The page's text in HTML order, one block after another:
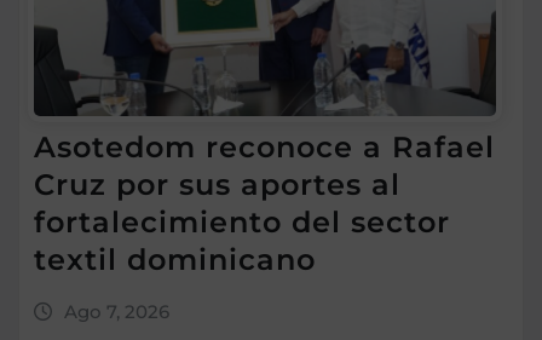
Asotedom reconoce a Rafael
Cruz por sus aportes al
fortalecimiento del sector
textil dominicano
Ago 7, 2026